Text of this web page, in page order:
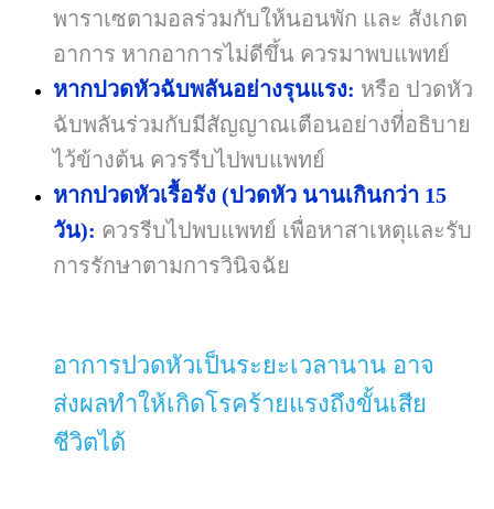
พาราเซตามอลร่วมกับให้นอนพัก และ สังเกต
อาการ หากอาการไม่ดีขึ้น ควรมาพบแพทย์
หากปวดหัวฉับพลันอย่างรุนแรง: หรือ ปวดหัว
ฉับพลันร่วมกับมีสัญญาณเตือนอย่างที่อธิบาย
ไว้ข้างต้น ควรรีบไปพบแพทย์
หากปวดหัวเรื้อรัง (ปวดหัว นานเกินกว่า 15
วัน): ควรรีบไปพบแพทย์ เพื่อหาสาเหตุและรับ
การรักษาตามการวินิจฉัย
อาการปวดหัวเป็นระยะเวลานาน อาจ
ส่งผลทำให้เกิดโรคร้ายแรงถึงขั้นเสีย
ชีวิตได้